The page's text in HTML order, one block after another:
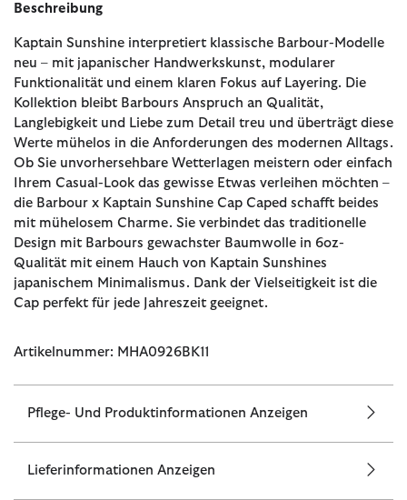
Beschreibung
Kaptain Sunshine interpretiert klassische Barbour-Modelle
neu – mit japanischer Handwerkskunst, modularer
Funktionalität und einem klaren Fokus auf Layering. Die
Kollektion bleibt Barbours Anspruch an Qualität,
Langlebigkeit und Liebe zum Detail treu und überträgt diese
Werte mühelos in die Anforderungen des modernen Alltags.
Ob Sie unvorhersehbare Wetterlagen meistern oder einfach
Ihrem Casual-Look das gewisse Etwas verleihen möchten –
die Barbour x Kaptain Sunshine Cap Caped schafft beides
mit mühelosem Charme. Sie verbindet das traditionelle
Design mit Barbours gewachster Baumwolle in 6oz-
Qualität mit einem Hauch von Kaptain Sunshines
japanischem Minimalismus. Dank der Vielseitigkeit ist die
Cap perfekt für jede Jahreszeit geeignet.
Artikelnummer: MHA0926BK11
Pflege- Und Produktinformationen Anzeigen
Lieferinformationen Anzeigen